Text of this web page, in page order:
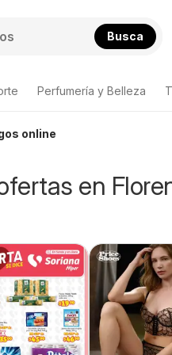
Busca
Perfumería y Belleza
online
en